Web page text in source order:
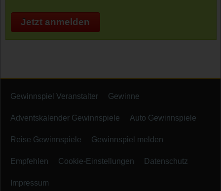
Jetzt anmelden
Gewinnspiel Veranstalter Gewinne
Adventskalender Gewinnspiele Auto Gewinnspiele
Reise Gewinnspiele Gewinnspiel melden
Empfehlen Cookie-Einstellungen Datenschutz
Impressum